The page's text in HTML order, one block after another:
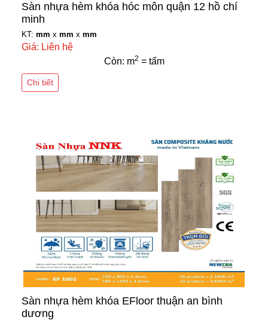
Sàn nhựa hèm khóa hóc môn quận 12 hồ chí
minh
KT: mm x mm x mm
Giá: Liên hệ
Còn: m2 = tấm
Chi tiết
Sàn nhựa hèm khóa EFloor thuận an bình
dương